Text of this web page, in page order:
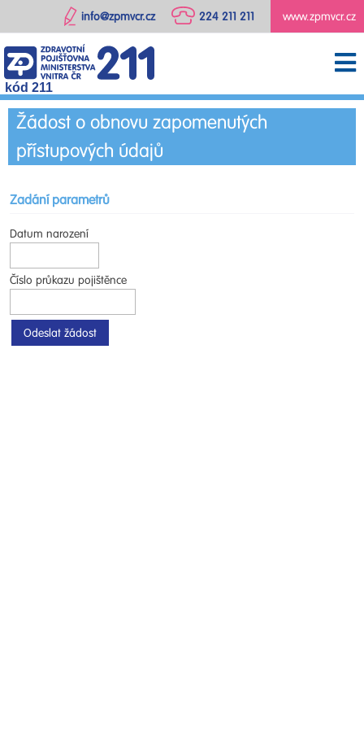
www.zpmvcr.cz
224 211 211
info@zpmvcr.cz
kód 211
Žádost o obnovu zapomenutých
přístupových údajů
Zadání parametrů
Datum narození
Číslo průkazu pojištěnce